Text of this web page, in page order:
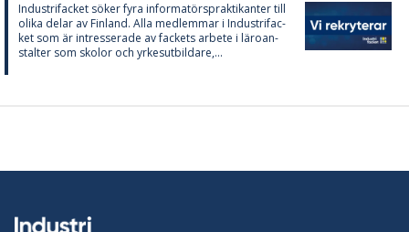
In­du­stri­fac­ket sö­ker fyra in­for­ma­tör­sprak­ti­kan­ter till
oli­ka de­lar av Fin­land. Alla med­lem­mar i In­du­stri­fac­
ket som är in­tres­se­ra­de av fac­kets ar­bete i läro­an­
stal­ter som sko­lor och yr­kes­ut­bil­da­re,...